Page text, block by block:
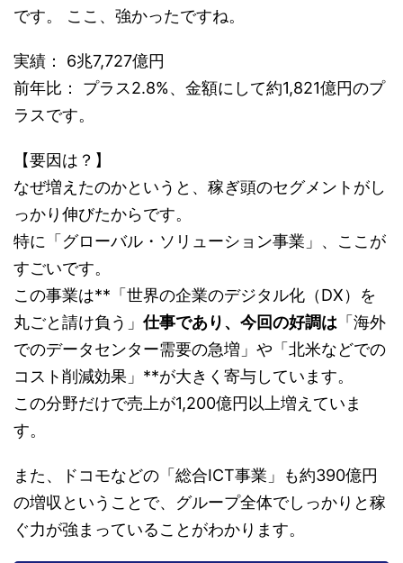
です。 ここ、強かったですね。
実績： 6兆7,727億円
前年比： プラス2.8%、金額にして約1,821億円のプ
ラスです。
【要因は？】
なぜ増えたのかというと、稼ぎ頭のセグメントがし
っかり伸びたからです。
特に「グローバル・ソリューション事業」、ここが
すごいです。
この事業は**「世界の企業のデジタル化（DX）を
丸ごと請け負う」仕事であり、今回の好調は 「海外
でのデータセンター需要の急増」や「北米などでの
コスト削減効果」**が大きく寄与しています。
この分野だけで売上が1,200億円以上増えていま
す。
また、ドコモなどの「総合ICT事業」も約390億円
の増収ということで、グループ全体でしっかりと稼
ぐ力が強まっていることがわかります。